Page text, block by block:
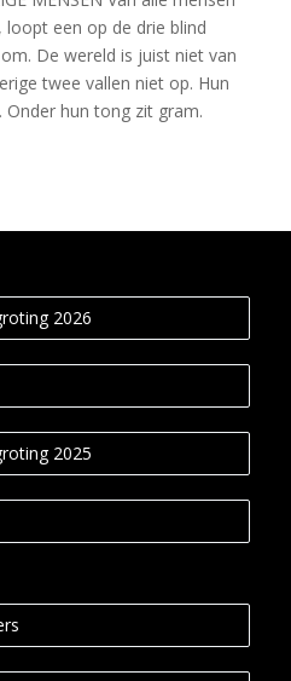
loopt een op de drie blind
De wereld is juist niet van
twee vallen niet op. Hun
hun tong zit gram.
2026
2025